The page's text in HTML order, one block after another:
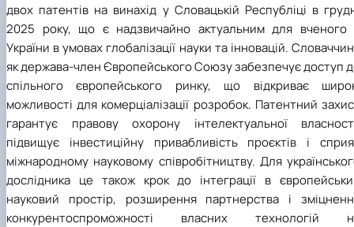
двох патентів на винахід у Словацькій Республіці в
2025 року, що є надзвичайно актуальним для вченого
України в умовах глобалізації науки та інновацій.
як держава-членЄвропейського Союзузабезпечує доступ
спільного європейського ринку, що відкриває
можливості для комерціалізації розробок. Патентний
гарантує правову охорону інтелектуальної
підвищує інвестиційну привабливість проєктів і
міжнародному науковому співробітництву. Для
дослідника це також крок до інтеграції в
науковий простір, розширення партнерства і
конкурентоспроможності власних технологій